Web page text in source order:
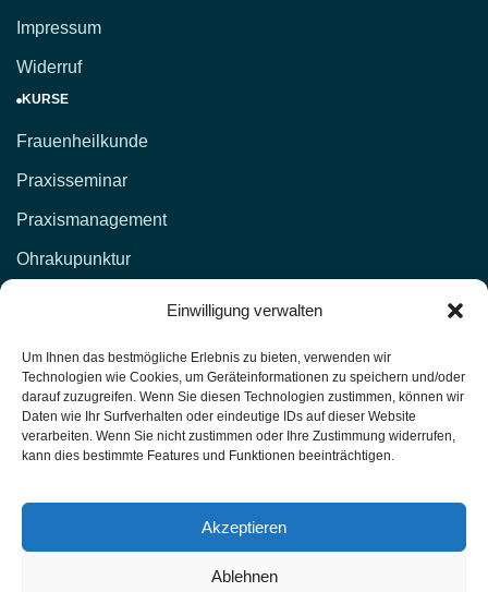
Einwilligung verwalten
Um Ihnen das bestmögliche Erlebnis zu bieten, verwenden wir
Technologien wie Cookies, um Geräteinformationen zu speichern und/oder
darauf zuzugreifen. Wenn Sie diesen Technologien zustimmen, können wir
Daten wie Ihr Surfverhalten oder eindeutige IDs auf dieser Website
verarbeiten. Wenn Sie nicht zustimmen oder Ihre Zustimmung widerrufen,
kann dies bestimmte Features und Funktionen beeinträchtigen.
Akzeptieren
Ablehnen
Impressum
Widerruf
KURSE
Frauenheilkunde
Praxisseminar
Praxismanagement
Ohrakupunktur
(02 12) 1 00 51,017664876381
(02 12) 4 27 11 (Fax)
Unterrichtsräume: Kasernenstr. 26 42651 Solingen